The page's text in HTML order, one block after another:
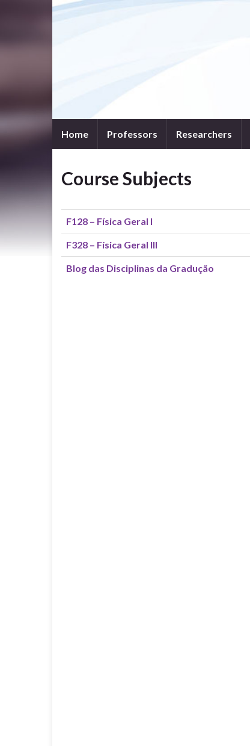
Home Professors Researchers
Course Subjects
F128 – Física Geral I
F328 – Física Geral III
Blog das Disciplinas da Gradução